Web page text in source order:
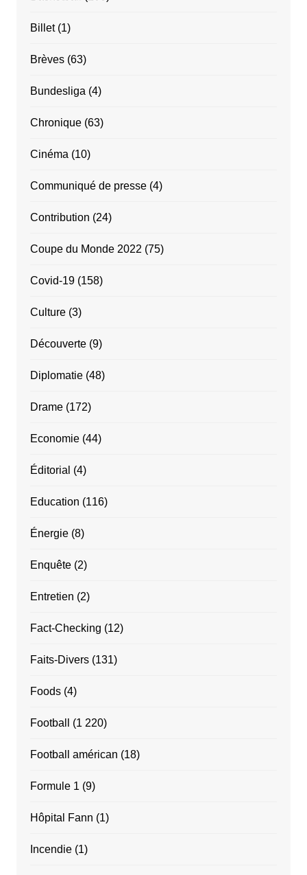
Billet(1)
Brèves(63)
Bundesliga (4)
Chronique(63)
Cinéma (10)
Communiqué de presse(4)
Contribution (24)
Coupe du Monde 2022 (75)
Covid-19(158)
Culture(3)
Découverte(9)
Diplomatie(48)
Drame(172)
Economie(44)
Éditorial (4)
Education (116)
Énergie(8)
Enquête(2)
Entretien (2)
Fact-Checking (12)
Faits-Divers(131)
Foods(4)
Football (1 220)
Football américan (18)
Formule 1 (9)
Hôpital Fann (1)
Incendie(1)